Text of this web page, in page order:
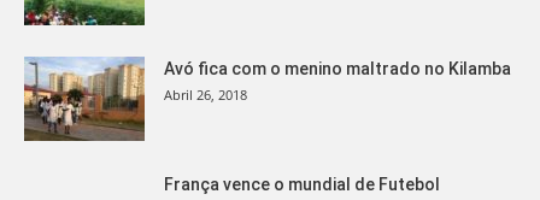
Avó fica com o menino maltrado no Kilamba
Abril 26, 2018
França vence o mundial de Futebol